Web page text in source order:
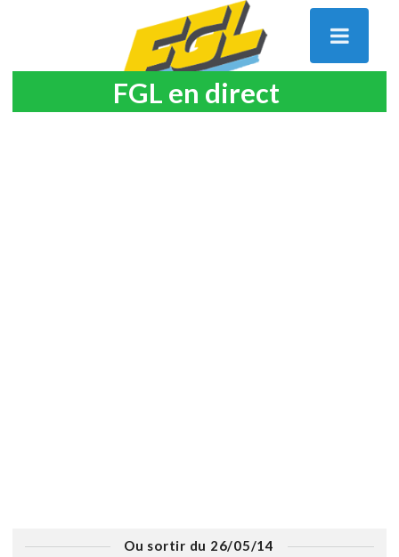
FGL en direct
Ou sortir du 26/05/14